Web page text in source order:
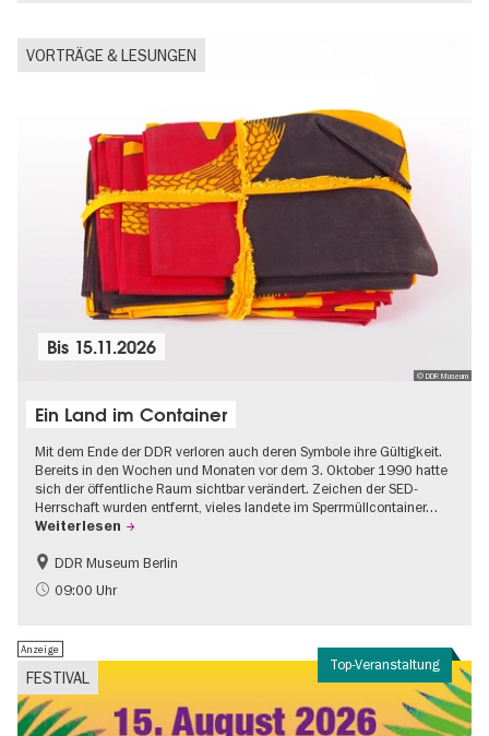
VORTRÄGE & LESUNGEN
© DDR Museum
Bis 15.11.2026
Ein Land im Container
Mit dem Ende der DDR verloren auch deren Symbole ihre Gültigkeit.
Bereits in den Wochen und Monaten vor dem 3. Oktober 1990 hatte
sich der öffentliche Raum sichtbar verändert. Zeichen der SED-
Herrschaft wurden entfernt, vieles landete im Sperrmüllcontainer…
Weiterlesen
DDR-Geschichte
Politik & Gesellschaft
DDR Museum Berlin
09:00 Uhr
Top-Veranstaltung
FESTIVAL
Anzeige